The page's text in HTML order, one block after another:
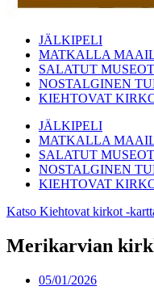
JÄLKIPELI
MATKALLA
SALATUT MUSEOT
NOSTALGINEN
KIEHTOVAT
JÄLKIPELI
MATKALLA
SALATUT MUSEOT
NOSTALGINEN
KIEHTOVAT
Katso Kiehtovat kirkot -
Merikarvian
05/01/2026